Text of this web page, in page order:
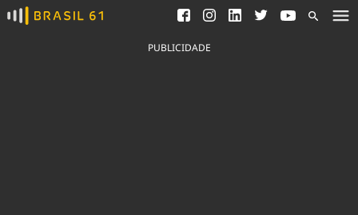
Ver todas as notícias
Saneamento
Indicadores
PUBLICIDADE